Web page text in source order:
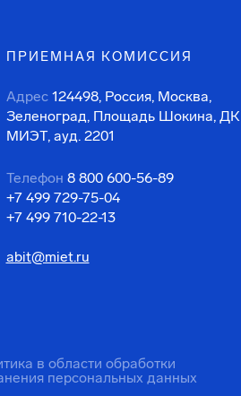
ПРИЕМНАЯ КОМИССИЯ
Адрес 124498, Россия, Москва,
Зеленоград, Площадь Шокина, ДК
МИЭТ, ауд. 2201
Телефон 8 800 600-56-89
+7 499 729-75-04
+7 499 710-22-13
abit@miet.ru
в области обработки
персональных данных